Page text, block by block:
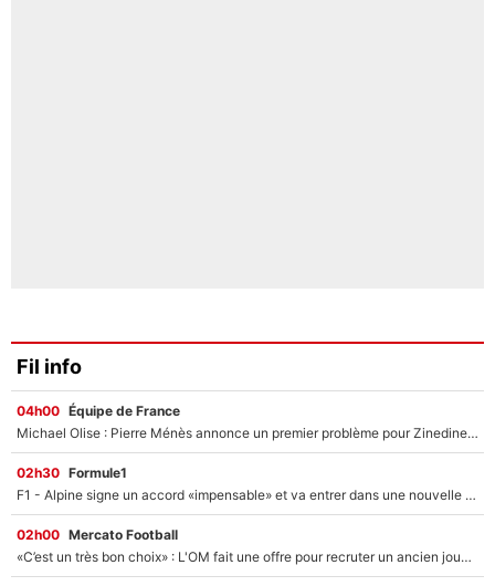
Fil info
04h00 Équipe de France
Michael Olise : Pierre Ménès annonce un premier problème pour Zinedine Zidane en équipe de France
02h30 Formule1
F1 - Alpine signe un accord «impensable» et va entrer dans une nouvelle dimension : Grande nouvelle pour Pierre Gasly !
02h00 Mercato Football
«C’est un très bon choix» : L'OM fait une offre pour recruter un ancien joueur du PSG... et c'est validé dans l'After Foot !